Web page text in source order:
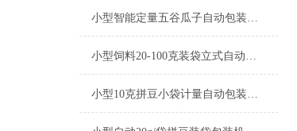
小型智能定量五谷瓜子自动包装机产品简介
小型饲料20-100克装袋立式自动包装机厂家
小型10克拼豆小袋计量自动包装机产品简介